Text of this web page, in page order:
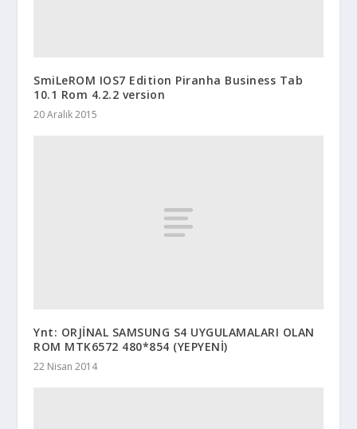
SmiLeROM IOS7 Edition Piranha Business Tab
10.1 Rom 4.2.2 version
20 Aralık 2015
Ynt: ORJİNAL SAMSUNG S4 UYGULAMALARI OLAN
ROM MTK6572 480*854 (YEPYENİ)
22 Nisan 2014